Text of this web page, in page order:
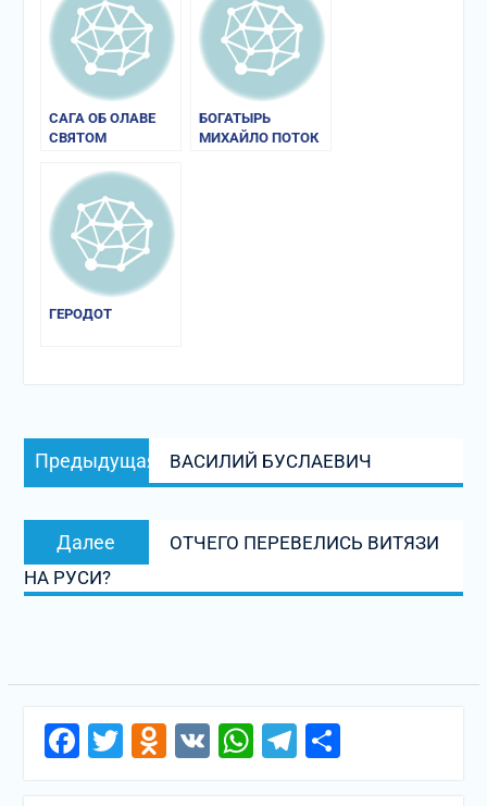
САГА ОБ ОЛАВЕ
СВЯТОМ
БОГАТЫРЬ
МИХАЙЛО ПОТОК
ГЕРОДОТ
Навигация
по
Предыдущая
Предыдущая
запись:
ВАСИЛИЙ БУСЛАЕВИЧ
Далее
запись:
ОТЧЕГО ПЕРЕВЕЛИСЬ ВИТЯЗИ
НА РУСИ?
Facebook
Twitter
Odnoklassniki
VKWhatsApp
Telegram